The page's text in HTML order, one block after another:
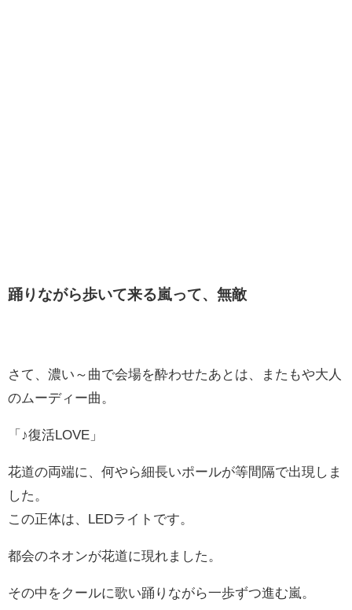
踊りながら歩いて来る嵐って、無敵
さて、濃い～曲で会場を酔わせたあとは、またもや大人
のムーディー曲。
「♪復活LOVE」
花道の両端に、何やら細長いポールが等間隔で出現しま
した。
この正体は、LEDライトです。
都会のネオンが花道に現れました。
その中をクールに歌い踊りながら一歩ずつ進む嵐。